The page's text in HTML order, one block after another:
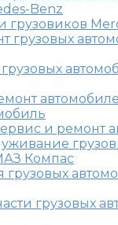
Benz
грузовиков
грузовых
и ремонт
Компас
грузовых
грузовых